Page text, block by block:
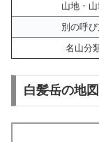
山地・
別の呼
名山分
白髪岳の地